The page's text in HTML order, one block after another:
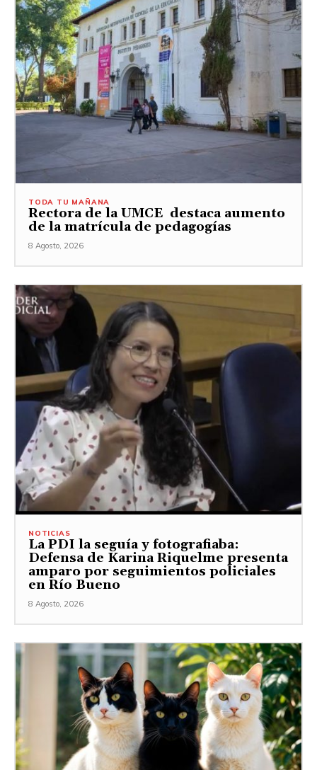
TODA TU MAÑANA
Rectora de la UMCE destaca aumento
de la matrícula de pedagogías
8 Agosto, 2026
NOTICIAS
La PDI la seguía y fotografiaba:
Defensa de Karina Riquelme presenta
amparo por seguimientos policiales
en Río Bueno
8 Agosto, 2026